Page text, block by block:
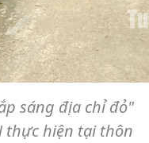
sáng địa chỉ đỏ"
thực hiện tại thôn